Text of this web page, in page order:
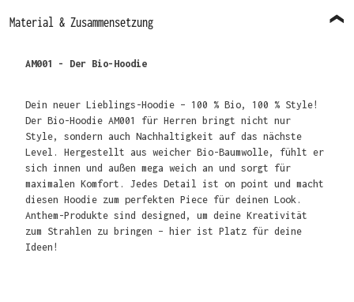
Material & Zusammensetzung
AM001 - Der Bio-Hoodie
Dein neuer Lieblings-Hoodie – 100 % Bio, 100 % Style!
Der Bio-Hoodie AM001 für Herren bringt nicht nur
Style, sondern auch Nachhaltigkeit auf das nächste
Level. Hergestellt aus weicher Bio-Baumwolle, fühlt er
sich innen und außen mega weich an und sorgt für
maximalen Komfort. Jedes Detail ist on point und macht
diesen Hoodie zum perfekten Piece für deinen Look.
Anthem-Produkte sind designed, um deine Kreativität
zum Strahlen zu bringen – hier ist Platz für deine
Ideen!